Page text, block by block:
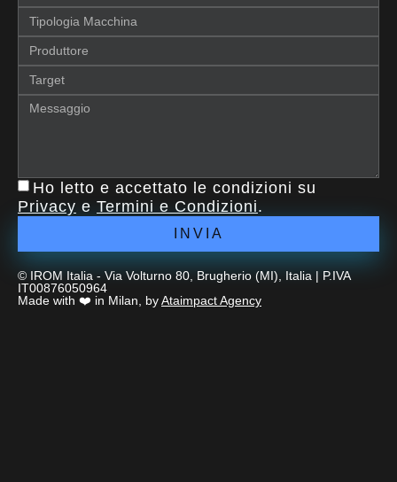
Ho letto e accettato le condizioni su
Privacy e Termini e Condizioni.
INVIA
© IROM Italia - Via Volturno 80, Brugherio (MI), Italia | P.IVA
IT00876050964
Made with ❤️ in Milan, byAtaimpact Agency